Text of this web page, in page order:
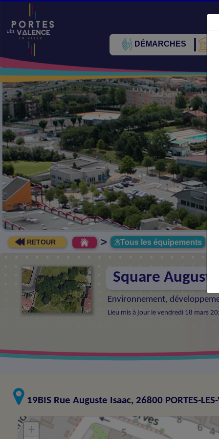
DÉMARCHES
Précédent
RETOUR > Tous les équipements
Square
Environnement,
Lieu mis à jour le vendredi 18 mars
19BIS Rue Auguste Isaac, 26800 PORTES-LES-
+